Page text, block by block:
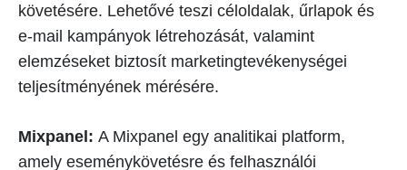
követésére. Lehetővé teszi céloldalak, űrlapok és
e-mail kampányok létrehozását, valamint
elemzéseket biztosít marketingtevékenységei
teljesítményének mérésére.
Mixpanel: A Mixpanel egy analitikai platform,
amely eseménykövetésre és felhasználói